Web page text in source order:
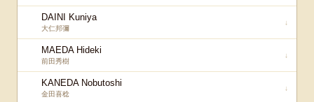
DAINI Kuniya
大仁邦彌
↓
MAEDA Hideki
前田秀樹
↓
KANEDA Nobutoshi
金田喜稔
↓